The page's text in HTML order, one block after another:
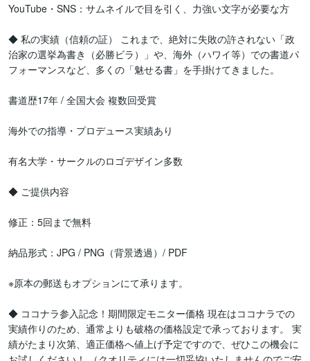
YouTube・SNS：サムネイルで目を引く、力強い文字が必要な方
◆ 私の実績（信頼の証） これまで、絶対に失敗の許されない「政
治家の選挙為書き（必勝ビラ）」や、海外（ハワイ等）での書道パ
フォーマンスなど、多くの「魅せる書」を手掛けてきました。
書道歴17年 / 全国大会 複数回受賞
海外での指導・プロデュース実績あり
有名大学・サークルのロゴデザイン多数
◆ ご提供内容
修正：5回まで無料
納品形式：JPG / PNG（背景透過）/ PDF
※原本の郵送もオプションにて承ります。
◆ ココナラ参入記念！期間限定モニター価格 現在はココナラでの
実績作りのため、通常よりも破格の価格設定で承っております。 実
績がたまり次第、適正価格へ値上げ予定ですので、ぜひこの機会に